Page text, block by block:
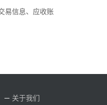
易信息、应收账
关于我们